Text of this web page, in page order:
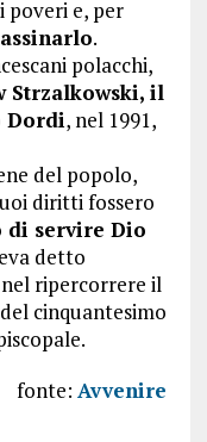
poveri e, per
.
polacchi,
Strzalkowski, il
Dordi, nel 1991,
del popolo,
diritti fossero
di servire Dio
detto
ripercorrere il
cinquantesimo
fonte:Avvenire